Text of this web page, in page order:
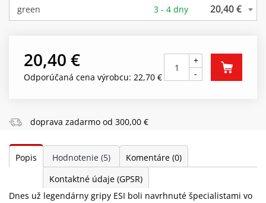
green
3 - 4 dny 20,40 €
20,40 €
Odporúčaná cena výrobcu: 22,70 €
+
-
doprava zadarmo od 300,00 €
Popis Hodnotenie (5) Komentáre (0)
Kontaktné údaje (GPSR)
Dnes už legendárny gripy ESI boli navrhnuté špecialistami vo